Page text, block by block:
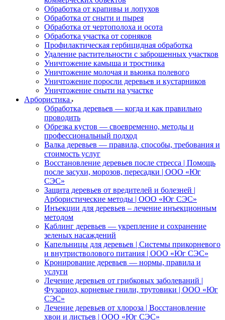
Обработка от крапивы и лопухов
Обработка от сныти и пырея
Обработка от чертополоха и осота
Обработка участка от сорняков
Профилактическая гербицидная обработка
Удаление растительности с заброшенных участков
Уничтожение камыша и тростника
Уничтожение молочая и вьюнка полевого
Уничтожение поросли деревьев и кустарников
Уничтожение сныти на участке
Арбористика
Обработка деревьев — когда и как правильно
проводить
Обрезка кустов — своевременно, методы и
профессиональный подход
Валка деревьев — правила, способы, требования и
стоимость услуг
Восстановление деревьев после стресса | Помощь
после засухи, морозов, пересадки | ООО «Юг
СЭС»
Защита деревьев от вредителей и болезней |
Арбористические методы | ООО «Юг СЭС»
Инъекции для деревьев – лечение инъекционным
методом
Каблинг деревьев — укрепление и сохранение
зеленых насаждений
Капельницы для деревьев | Системы прикорневого
и внутристволового питания | ООО «Юг СЭС»
Кронирование деревьев — нормы, правила и
услуги
Лечение деревьев от грибковых заболеваний |
Фузариоз, корневые гнили, трутовики | ООО «Юг
СЭС»
Лечение деревьев от хлороза | Восстановление
хвои и листьев | ООО «Юг СЭС»